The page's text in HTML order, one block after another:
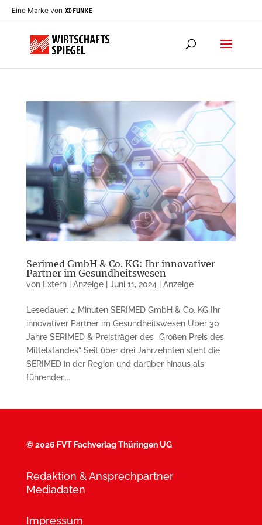
Eine Marke von
Serimed GmbH & Co. KG: Ihr innovativer
Partner im Gesundheitswesen
von Extern | Anzeige| Juni 11, 2024 Anzeige
Lesedauer: 4 Minuten SERIMED GmbH & Co. KG Ihr
innovativer Partner im Gesundheitswesen Über 30
Jahre SERIMED & Preisträger des „Großen Preis des
Mittelstandes“ Seit über drei Jahrzehnten steht die
SERIMED in der Region und darüber hinaus als
führender,...
©2026 FVT Fachverlag Thüringen UG
Redaktion & Ansprechpartner
Mediadaten
Impressum